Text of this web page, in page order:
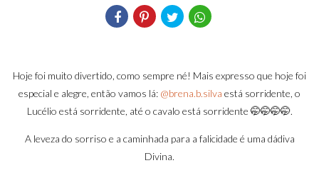
Hoje foi muito divertido, como sempre né! Mais expresso que hoje foi
especial e alegre, então vamos lá: @brena.b.silva está sorridente, o
Lucélio está sorridente, até o cavalo está sorridente 🤭🤭🤭🤭.
A leveza do sorriso e a caminhada para a falicidade é uma dádiva
Divina.